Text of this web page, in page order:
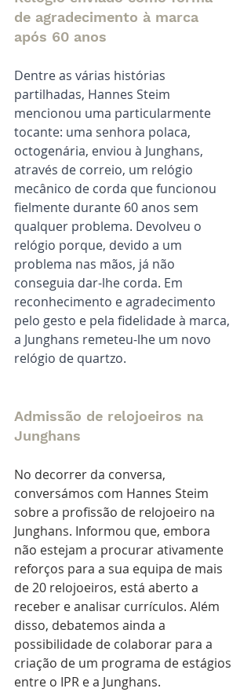
de agradecimento à marca
após 60 anos
Dentre as várias histórias
partilhadas, Hannes Steim
mencionou uma particularmente
tocante: uma senhora polaca,
octogenária, enviou à Junghans,
através de correio, um relógio
mecânico de corda que funcionou
fielmente durante 60 anos sem
qualquer problema. Devolveu o
relógio porque, devido a um
problema nas mãos, já não
conseguia dar-lhe corda. Em
reconhecimento e agradecimento
pelo gesto e pela fidelidade à marca,
a Junghans remeteu-lhe um novo
relógio de quartzo.
Admissão de relojoeiros na
Junghans
No decorrer da conversa,
conversámos com Hannes Steim
sobre a profissão de relojoeiro na
Junghans. Informou que, embora
não estejam a procurar ativamente
reforços para a sua equipa de mais
de 20 relojoeiros, está aberto a
receber e analisar currículos. Além
disso, debatemos ainda a
possibilidade de colaborar para a
criação de um programa de estágios
entre o IPR e a Junghans.